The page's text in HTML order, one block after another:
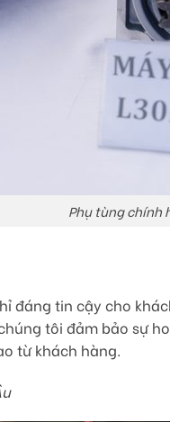
Phụ tùng chính
đáng tin cậy cho
tôi đảm bảo sự
từ khách hàng.